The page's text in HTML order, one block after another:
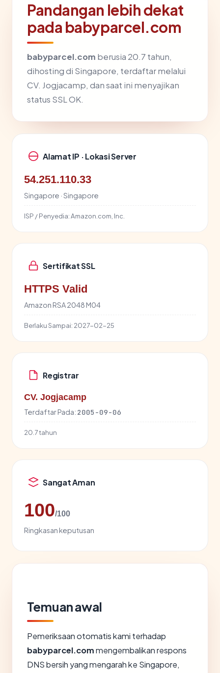
Pandangan lebih dekat
pada babyparcel.com
babyparcel.com berusia 20.7 tahun,
dihosting di Singapore, terdaftar melalui
CV. Jogjacamp, dan saat ini menyajikan
status SSL OK.
Alamat IP · Lokasi Server
54.251.110.33
Singapore · Singapore
ISP / Penyedia:Amazon.com, Inc.
Sertifikat SSL
HTTPS Valid
Amazon RSA 2048 M04
Berlaku Sampai: 2027-02-25
Registrar
CV. Jogjacamp
Terdaftar Pada: 2005-09-06
20.7 tahun
Sangat Aman
100/100
Ringkasan keputusan
Temuan awal
Pemeriksaan otomatis kami terhadap
babyparcel.commengembalikan respons
DNS bersih yang mengarah ke Singapore,